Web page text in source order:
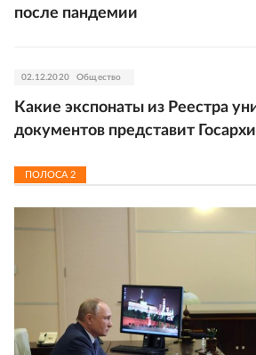
после пандемии
02.12.2020 Общество
Какие экспонаты из Реестра
документов представит
ПОЛОСА2